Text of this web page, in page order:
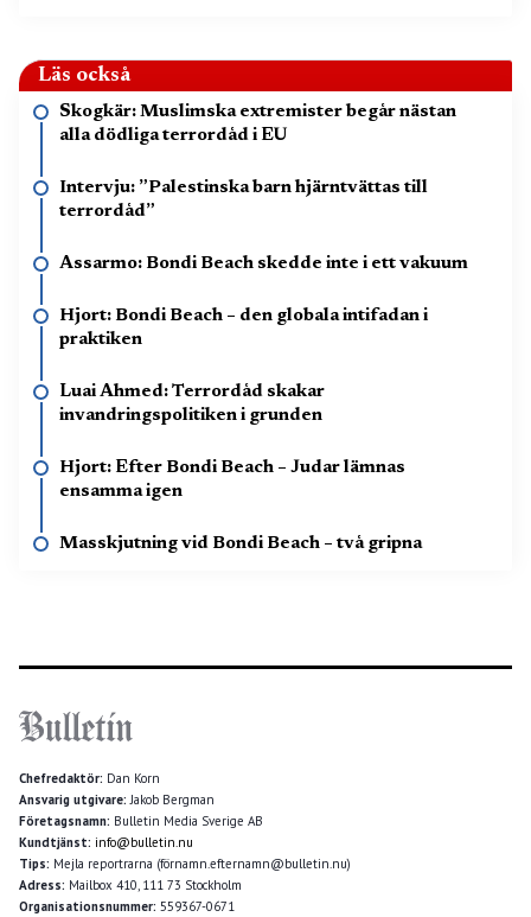
Läs också
Skogkär: Muslimska extremister begår nästan
alla dödliga terrordåd i EU
Intervju: ”Palestinska barn hjärntvättas till
terrordåd”
Assarmo: Bondi Beach skedde inte i ett vakuum
Hjort: Bondi Beach – den globala intifadan i
praktiken
Luai Ahmed: Terrordåd skakar
invandringspolitiken i grunden
Hjort: Efter Bondi Beach – Judar lämnas
ensamma igen
Masskjutning vid Bondi Beach – två gripna
Chefredaktör: Dan Korn
Ansvarig utgivare: Jakob Bergman
Företagsnamn: Bulletin Media Sverige AB
Kundtjänst: info@bulletin.nu
Tips: Mejla reportrarna (förnamn.efternamn@bulletin.nu)
Adress: Mailbox 410, 111 73 Stockholm
Organisationsnummer: 559367-0671